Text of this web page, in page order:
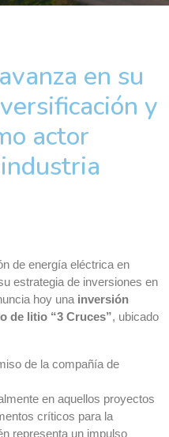
en su
y
actor
de energía eléctrica en
estrategia de inversiones en
hoy una inversión
de litio “3 Cruces”, ubicado
de la compañía de
en aquellos proyectos
críticos para la
representa un impulso